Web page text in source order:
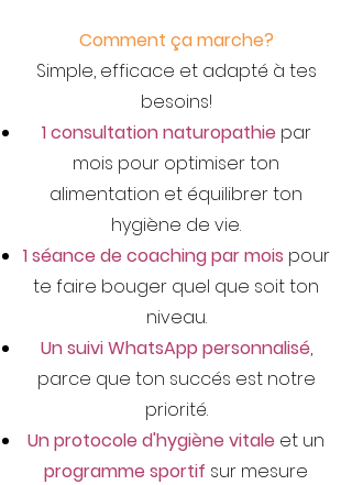
Comment ça marche?
Simple, efficace et adapté à tes
besoins!
1 consultation naturopathie par
mois pour optimiser ton
alimentation et équilibrer ton
hygiène de vie.
1 séance de coaching par mois pour
te faire bouger quel que soit ton
niveau.
Un suivi WhatsApp personnalisé,
parce que ton succés est notre
priorité.
Un protocole d'hygiène vitale et un
programme sportif sur mesure